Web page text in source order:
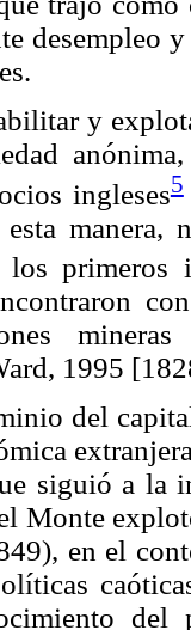
desempleo
y
ingleses5
manera,
los primeros
1995
del
siguió a la
Monte
en el
del